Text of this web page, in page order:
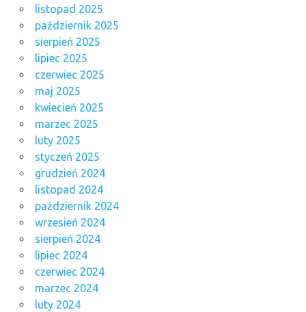
listopad 2025
październik 2025
sierpień 2025
lipiec 2025
czerwiec 2025
maj 2025
kwiecień 2025
marzec 2025
luty 2025
styczeń 2025
grudzień 2024
listopad 2024
październik 2024
wrzesień 2024
sierpień 2024
lipiec 2024
czerwiec 2024
marzec 2024
luty 2024